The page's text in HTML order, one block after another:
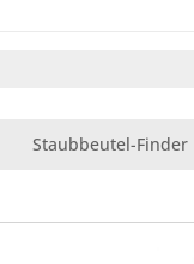
Staubbeutel-Finder